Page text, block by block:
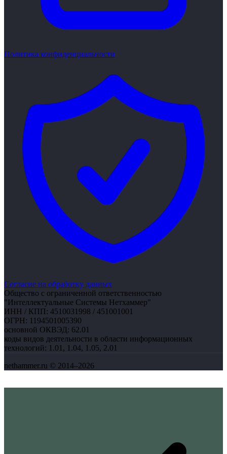
Политика конфиденциальности
Согласие на обработку данных
Общество с ограниченной ответственностью
"Интеллектуальные Системы Нетхаммер"
ИНН / КПП: 4510031998 / 451001001
ОГРН: 1194501005390
основной ОКВЭД: 62.01
коды видов деятельности в области информационных
технологий: 1.01, 1.04, 1.05, 2.01
nethammer.ru © 2014–2026